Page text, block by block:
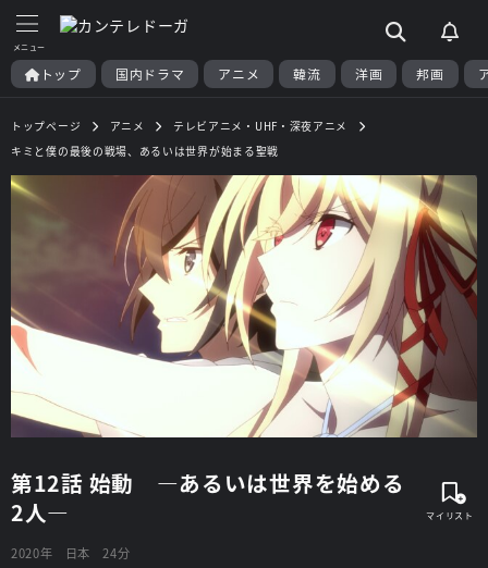
トップ 国内ドラマ アニメ 韓流 洋画 邦画
トップページ アニメ
テレビアニメ・UHF・深夜アニメ
キミと僕の最後の戦場、あるいは世界が始まる聖戦
第12話 始動 ―あるいは世界を始める
2人―
2020年 日本 24分